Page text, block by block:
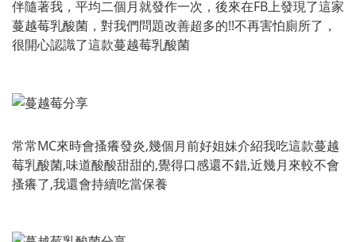
伴隨著我，平均二個月就發作一次，後來在FB上發現了這家
蔓越莓乳酸菌，對我們問題改善超多的!!不再害怕廁所了，
很開心認識了這款蔓越莓乳酸菌
常常MC來時會搔癢發炎,幾個月前好姐妹介紹我吃這款蔓越
莓乳酸菌,味道酸酸甜甜的,覺得口感還不錯,近幾月來較不會
搔癢了,我還會持續吃當保養